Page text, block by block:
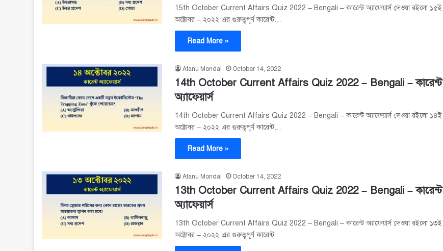
15th October Current Affairs Quiz 2022 – Bengali – কারেন্ট অ্যাফেয়ার্স দেওয়া রইলো ১৫ই
অক্টোবর – ২০২২ এর গুরুত্বপূর্ণ কারেন্ট…
Read More »
Atanu Mondal October 14, 2022
14th October Current Affairs Quiz 2022 – Bengali – কারেন্ট
অ্যাফেয়ার্স
14th October Current Affairs Quiz 2022 – Bengali – কারেন্ট অ্যাফেয়ার্স দেওয়া রইলো ১৪ই
অক্টোবর – ২০২২ এর গুরুত্বপূর্ণ কারেন্ট…
Read More »
Atanu Mondal October 14, 2022
13th October Current Affairs Quiz 2022 – Bengali – কারেন্ট
অ্যাফেয়ার্স
13th October Current Affairs Quiz 2022 – Bengali – কারেন্ট অ্যাফেয়ার্স দেওয়া রইলো ১৩ই
অক্টোবর – ২০২২ এর গুরুত্বপূর্ণ কারেন্ট…